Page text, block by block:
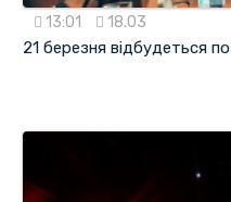
13:01 18.03
21 березня відбудеться